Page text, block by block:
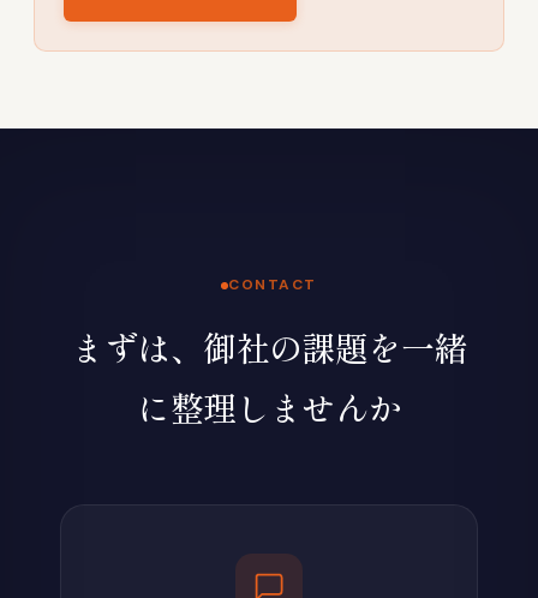
CONTACT
まずは、御社の課題を一緒
に整理しませんか